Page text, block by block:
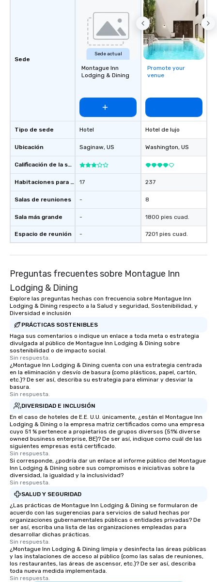
Sede
Tipo de sede
Ubicación
Calificación de la sede
Habitaciones para huéspedes
Salas de reuniones
Sala más grande
Espacio de reunión
Sede actual
Montague Inn
Lodging & Dining
Hotel
Saginaw, US
17
-
-
-
Promote your
venue
Hotel de lujo
Washington, US
237
8
1800 pies cuad.
7201 pies cuad.
Preguntas frecuentes sobre Montague Inn
Lodging & Dining
Explore las preguntas hechas con frecuencia sobre Montague Inn
Lodging & Dining respecto a la Salud y seguridad, Sostenibilidad, y
Diversidad e inclusión
PRÁCTICAS SOSTENIBLES
Haga sus comentarios o indique un enlace a toda meta o estrategia
divulgada al público de Montague Inn Lodging & Dining sobre
sostenibilidad o de impacto social.
Sin respuesta.
¿Montague Inn Lodging & Dining cuenta con una estrategia centrada
en la eliminación y desvío de basura (como plásticos, papel, cartón,
etc.)? De ser así, describa su estrategia para eliminar y desviar la
basura.
Sin respuesta.
DIVERSIDAD E INCLUSIÓN
En el caso de hoteles de E.E. U.U. únicamente, ¿están el Montague Inn
Lodging & Dining o la empresa matriz certificados como una empresa
cuyo 51 % pertenece a propietarios de grupos diversos (51% diverse
owned business enterprise, BE)? De ser así, indique como cuál de las
siguientes empresas está certificado.
Sin respuesta.
Si corresponde, ¿podría dar un enlace al informe público del Montague
Inn Lodging & Dining sobre sus compromisos e iniciativas sobre la
diversidad, la igualdad y la inclusividad?
Sin respuesta.
SALUD Y SEGURIDAD
¿Las prácticas de Montague Inn Lodging & Dining se formularon de
acuerdo con las sugerencias para servicios de salud hechas por
organizaciones gubernamentales públicas o entidades privadas? De
ser así, escriba una lista de las organizaciones empleadas para
desarrollar dichas prácticas.
Sin respuesta.
¿Montague Inn Lodging & Dining limpia y desinfecta las áreas públicas
y las instalaciones de acceso al público (como las salas de reuniones,
los restaurantes, las áreas de ascensor, etc.)? De ser así, describa
toda nueva medida implementada.
Sin respuesta.